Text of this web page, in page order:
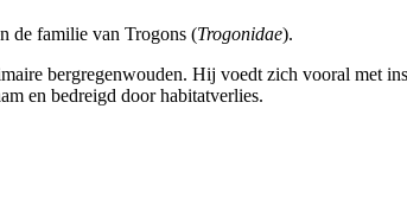
de familie van Trogons (Trogonidae).
bergregenwouden. Hij voedt zich vooral met
en bedreigd door habitatverlies.